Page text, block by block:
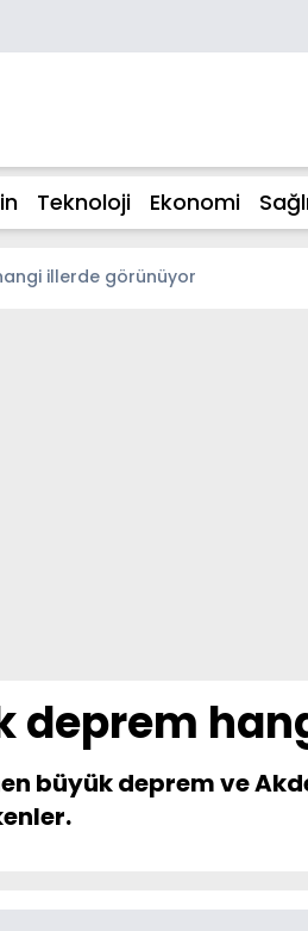
Teknoloji Ekonomi
illerde görünüyor
deprem
büyük deprem ve